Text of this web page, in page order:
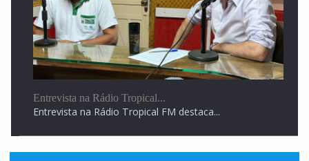
Entrevista na Rádio Tropical...
Entrevista na Rádio Tropical FM destaca...